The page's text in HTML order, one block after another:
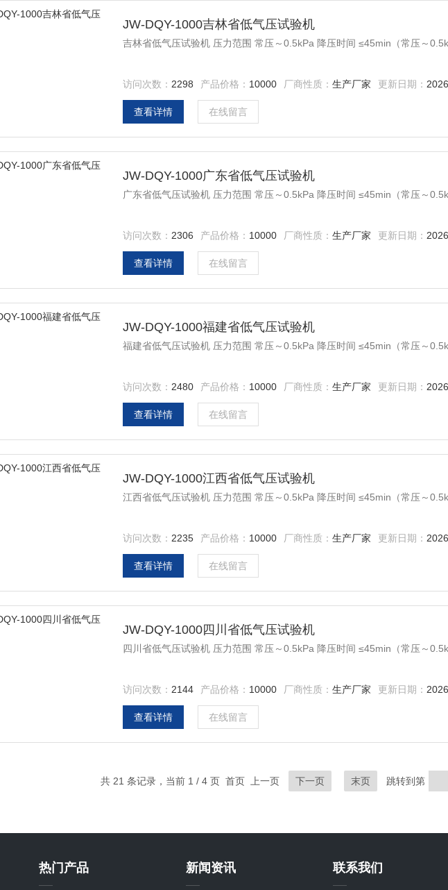
JW-DQY-1000吉林省低气压试验机
吉林省低气压试验机 压力范围 常压～0.5kPa 降压时间 ≤45min（常压～
访问次数： 2298 产品价格： 10000 厂商性质： 生产厂家 更新日期：
查看详情 在线留言
JW-DQY-1000广东省低气压试验机
广东省低气压试验机 压力范围 常压～0.5kPa 降压时间 ≤45min（常压～
访问次数： 2306 产品价格： 10000 厂商性质： 生产厂家 更新日期：
查看详情 在线留言
JW-DQY-1000福建省低气压试验机
福建省低气压试验机 压力范围 常压～0.5kPa 降压时间 ≤45min（常压～
访问次数： 2480 产品价格： 10000 厂商性质： 生产厂家 更新日期：
查看详情 在线留言
JW-DQY-1000江西省低气压试验机
江西省低气压试验机 压力范围 常压～0.5kPa 降压时间 ≤45min（常压～
访问次数： 2235 产品价格： 10000 厂商性质： 生产厂家 更新日期：
查看详情 在线留言
JW-DQY-1000四川省低气压试验机
四川省低气压试验机 压力范围 常压～0.5kPa 降压时间 ≤45min（常压～
访问次数： 2144 产品价格： 10000 厂商性质： 生产厂家 更新日期：
查看详情 在线留言
共 21 条记录，当前 1 / 4 页 首页 上一页 下一页 末页 跳转到第
热门产品 新闻资讯 联系我们